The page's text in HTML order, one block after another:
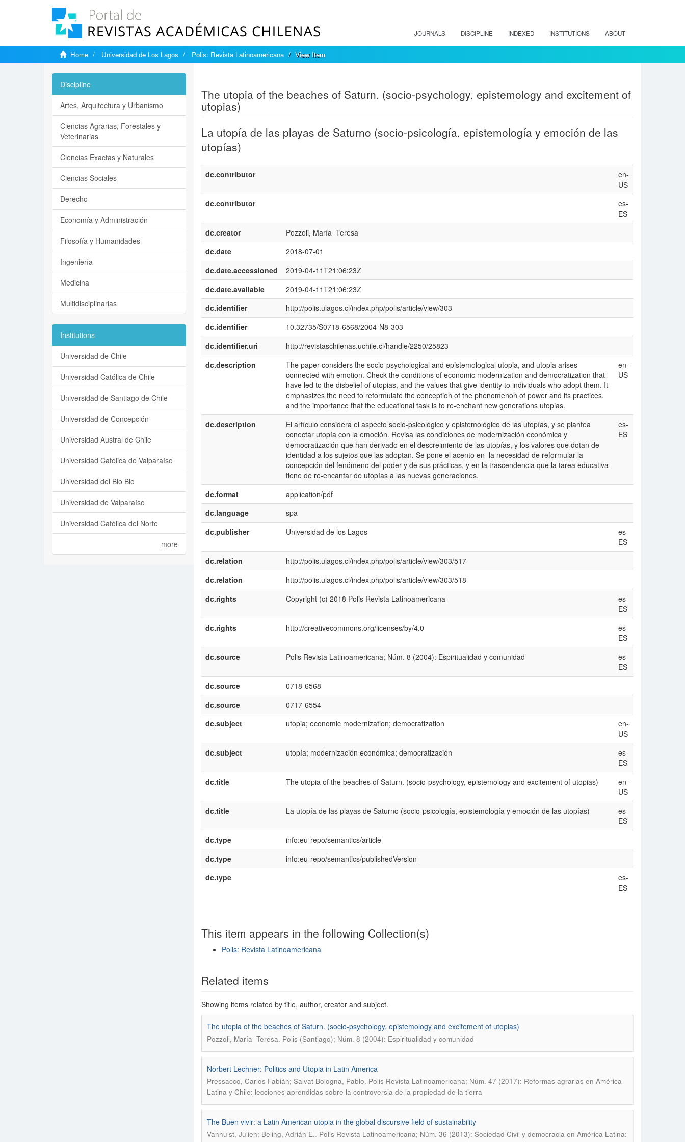
JOURNALS DISCIPLINE INDEXED INSTITUTIONS ABOUT
Home Universidad de Los Lagos Polis: Revista Latinoamericana View Item
The utopia of the beaches of Saturn. (socio-psychology, epistemology and excitement of
utopias)
La utopía de las playas de Saturno (socio-psicología, epistemología y emoción de las
utopías)
dc.contributor
en-
US
dc.contributor
es-
ES
dc.creator
Pozzoli, María Teresa
dc.date
2018-07-01
dc.date.accessioned
2019-04-11T21:06:23Z
dc.date.available
2019-04-11T21:06:23Z
dc.identifier
http://polis.ulagos.cl/index.php/polis/article/view/303
dc.identifier
10.32735/S0718-6568/2004-N8-303
dc.identifier.uri
http://revistaschilenas.uchile.cl/handle/2250/25823
dc.description
The paper considers the socio-psychological and epistemological utopia, and utopia arises
connected with emotion. Check the conditions of economic modernization and democratization that
have led to the disbelief of utopias, and the values that give identity to individuals who adopt them. It
emphasizes the need to reformulate the conception of the phenomenon of power and its practices,
and the importance that the educational task is to re-enchant new generations utopias.
en-
US
dc.description
El artículo considera el aspecto socio-psicológico y epistemológico de las utopías, y se plantea
conectar utopía con la emoción. Revisa las condiciones de modernización económica y
democratización que han derivado en el descreimiento de las utopías, y los valores que dotan de
identidad a los sujetos que las adoptan. Se pone el acento en la necesidad de reformular la
concepción del fenómeno del poder y de sus prácticas, y en la trascendencia que la tarea educativa
tiene de re-encantar de utopías a las nuevas generaciones.
es-
ES
dc.format
application/pdf
dc.language
spa
dc.publisher
Universidad de los Lagos
es-
ES
dc.relation
http://polis.ulagos.cl/index.php/polis/article/view/303/517
dc.relation
http://polis.ulagos.cl/index.php/polis/article/view/303/518
dc.rights
Copyright (c) 2018 Polis Revista Latinoamericana
es-
ES
dc.rights
http://creativecommons.org/licenses/by/4.0
es-
ES
dc.source
Polis Revista Latinoamericana; Núm. 8 (2004): Espiritualidad y comunidad
es-
ES
dc.source
0718-6568
dc.source
0717-6554
dc.subject
utopia; economic modernization; democratization
en-
US
dc.subject
utopía; modernización económica; democratización
es-
ES
dc.title
The utopia of the beaches of Saturn. (socio-psychology, epistemology and excitement of utopias)
en-
US
dc.title
La utopía de las playas de Saturno (socio-psicología, epistemología y emoción de las utopías)
es-
ES
dc.type
info:eu-repo/semantics/article
dc.type
info:eu-repo/semantics/publishedVersion
dc.type
es-
ES
This item appears in the following Collection(s)
Polis: Revista Latinoamericana
Related items
Showing items related by title, author, creator and subject.
The utopia of the beaches of Saturn. (socio-psychology, epistemology and excitement of utopias)
Pozzoli, María Teresa. Polis (Santiago); Núm. 8 (2004): Espiritualidad y comunidad
Norbert Lechner: Politics and Utopia in Latin America
Pressacco, Carlos Fabián; Salvat Bologna, Pablo. Polis Revista Latinoamericana; Núm. 47 (2017): Reformas agrarias en América
Latina y Chile: lecciones aprendidas sobre la controversia de la propiedad de la tierra
The Buen vivir: a Latin American utopia in the global discursive field of sustainability
Vanhulst, Julien; Beling, Adrián E.. Polis Revista Latinoamericana; Núm. 36 (2013): Sociedad Civil y democracia en América Latina:
Discipline
Artes, Arquitectura y Urbanismo
Ciencias Agrarias, Forestales y
Veterinarias
Ciencias Exactas y Naturales
Ciencias Sociales
Derecho
Economía y Administración
Filosofía y Humanidades
Ingeniería
Medicina
Multidisciplinarias
Institutions
Universidad de Chile
Universidad Católica de Chile
Universidad de Santiago de Chile
Universidad de Concepción
Universidad Austral de Chile
Universidad Católica de Valparaíso
Universidad del Bio Bio
Universidad de Valparaíso
Universidad Católica del Norte
more